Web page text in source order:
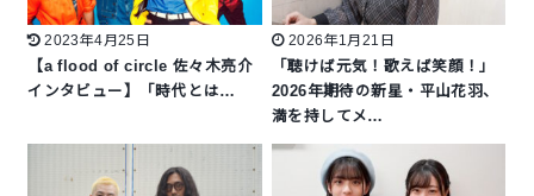
2023年4月25日
【a flood of circle 佐々木亮介
インタビュー】「時代とは…
2026年1月21日
「聴けば元気！歌えば笑顔！」
2026年期待の新星・平山花羽、
満を持してメ…